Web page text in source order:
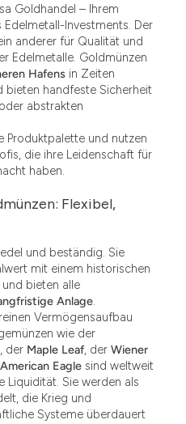
Goldhandel – Ihrem
Investments. Der
anderer für Qualität und
Edelmetalle. Goldmünzen
Hafens in Zeiten
bieten handfeste Sicherheit
abstrakten
Produktpalette und nutzen
die ihre Leidenschaft für
haben.
Flexibel,
und beständig. Sie
mit einem historischen
bieten alle
Anlage.
Vermögensaufbau
wie der
, der Maple Leaf, der Wiener
American Eagle sind weltweit
Liquidität. Sie werden als
die Krieg und
Systeme überdauert